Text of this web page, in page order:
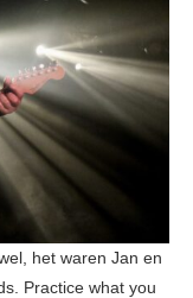
het waren Jan en
Practice what you